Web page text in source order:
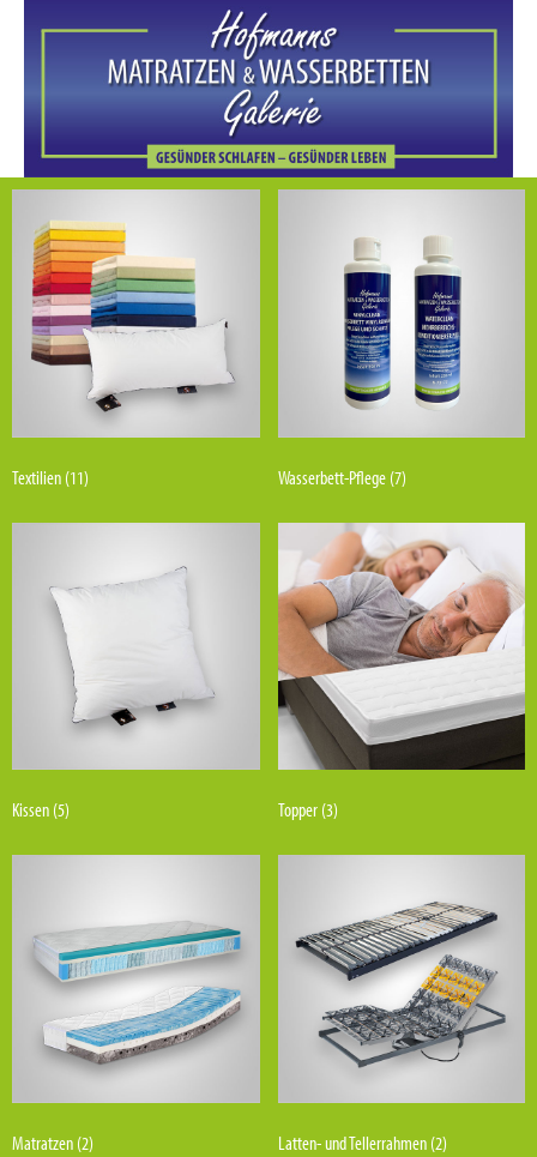
Textilien (11) Wasserbett-Pflege (7)
Kissen (5) Topper (3)
Matratzen (2) Latten- und Tellerrahmen (2)